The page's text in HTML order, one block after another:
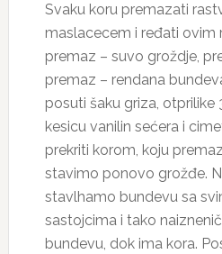
Svaku koru premazati
maslacecem i ređati ovim
premaz – suvo groždje,
premaz – rendana
posuti šaku griza, otprilike
kesicu vanilin sećera i
prekriti korom, koju
stavimo ponovo grožđe.
stavlhamo bundevu sa
sastojcima i tako
bundevu, dok ima kora.